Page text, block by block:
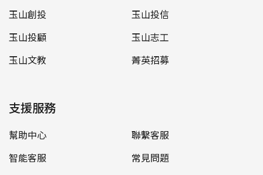
玉山創投
玉山投信
玉山投顧
玉山志工
玉山文教
菁英招募
支援服務
幫助中心
聯繫客服
智能客服
常見問題